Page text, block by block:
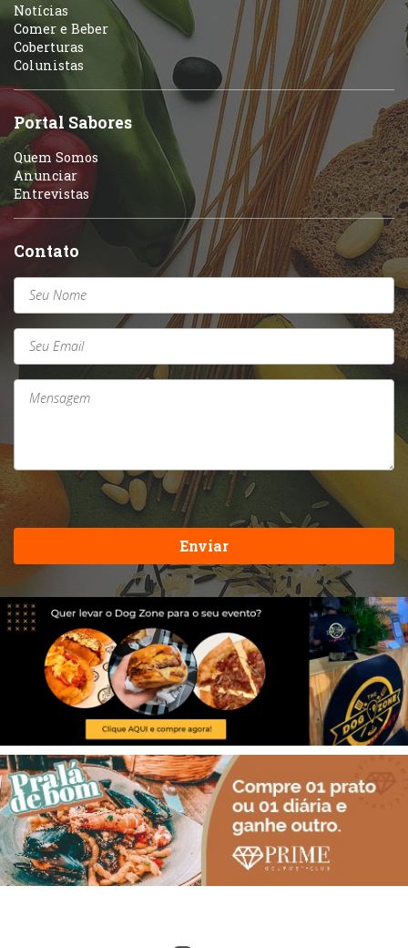
Notícias
Comer e Beber
Coberturas
Colunistas
Portal Sabores
Quem Somos
Anunciar
Entrevistas
Contato
Enviar